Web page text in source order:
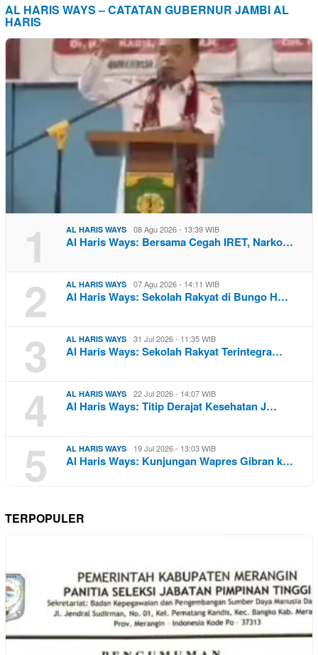
AL HARIS WAYS – CATATAN GUBERNUR JAMBI AL
HARIS
1 AL HARIS WAYS 08 Agu 2026 - 13:39 WIB
Al Haris Ways: Bersama Cegah IRET, Narko…
2 AL HARIS WAYS 07 Agu 2026 - 14:11 WIB
Al Haris Ways: Sekolah Rakyat di Bungo H…
3 AL HARIS WAYS 31 Jul 2026 - 11:35 WIB
Al Haris Ways: Sekolah Rakyat Terintegra…
4 AL HARIS WAYS 22 Jul 2026 - 14:07 WIB
Al Haris Ways: Titip Derajat Kesehatan J…
5 AL HARIS WAYS 19 Jul 2026 - 13:03 WIB
Al Haris Ways: Kunjungan Wapres Gibran k…
TERPOPULER